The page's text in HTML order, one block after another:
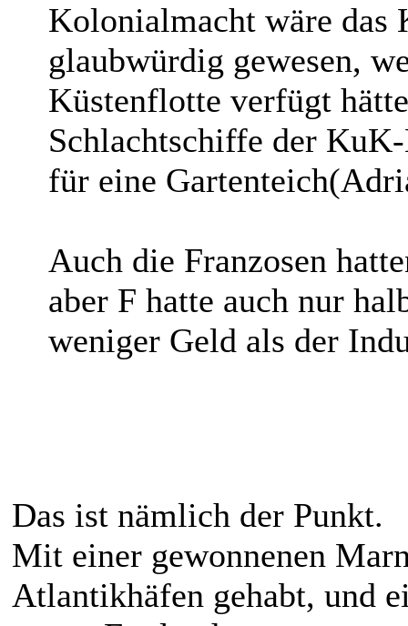
Kolonialmacht wäre das
glaubwürdig gewesen,
Küstenflotte verfügt
Schlachtschiffe der
für eine
Auch die Franzosen
aber F hatte auch nur
weniger Geld als der
Das ist nämlich der Punkt.
Mit einer gewonnenen
Atlantikhäfen gehabt, und